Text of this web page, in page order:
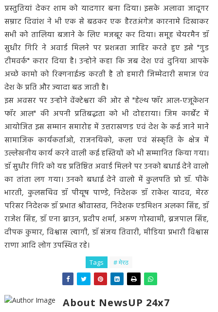
प्रस्तुतियां देकर शाम को यादगार बना दिया। इसके अलावा जादूगर
सम्राट दिवांश ने भी एक से बढकर एक हैरतअंगेज कारनामे दिखाकर
सभी को तालिया बजाने के लिए मजबूर कर दिया। समूह चेयरमैन डॉ
सुधीर गिरि ने अवार्ड मिलने पर प्रशन्नता जाहिर करते हुए इसे "गुड
टीमवर्क" करार दिया है। उन्होने कहा कि जब देश एवं दुनिया आपके
अच्छे कामो को रिक्गनाईज्ड करती है तो हमारी जिम्मेदारी समाज एंव
देश के प्रति और ज्यादा बढ जाती है।
इस अवसर पर उन्होने वेंक्टेश्वरा की ओर से "हेल्थ फॉर आल-एजूकेशन
फॉर आल" की अपनी प्रतिबद्धता को भी दोहराया। जिम कार्बेट में
आयोजित इस सम्मान समारोह में उत्तराखणड एवं देश के कई जाने माने
सामाजिक कार्यकर्ताओ, राजनयिको, कला एवं संस्कृति के क्षेत्र में
उल्लेखनीय कार्य करने वाली कई हस्तियों को भी सम्मानित किया गया।
डॉ सुधीर गिरि को यह प्रतिष्ठित अवार्ड मिलने पर उनको बधाई देने वालो
का तांता लग गया। उनको बधाई देने वालो में कुलपति प्रो डॉ. पीके
भारती, कुलसचिव डॉ पीयूष पाण्डे, निदेशक डॉ राकेश यादव, मेरठ
परिसर निदेशक डॉ प्रभात श्रीवास्तव, निदेशक एडमिशन अलका सिंह, डॉ
राजेश सिंह, डॉ एना ब्राउन, प्रदीप शर्मा, अरूण गोस्वामी, ब्रजपाल सिंह,
दीपक कुमार, विश्वास त्यागी, डॉ संजय तिवारी, मीडिया प्रभारी विश्वास
राणा आदि लोग उपस्थित रहे।
Tags # मेरठ
About NewsUP 24x7